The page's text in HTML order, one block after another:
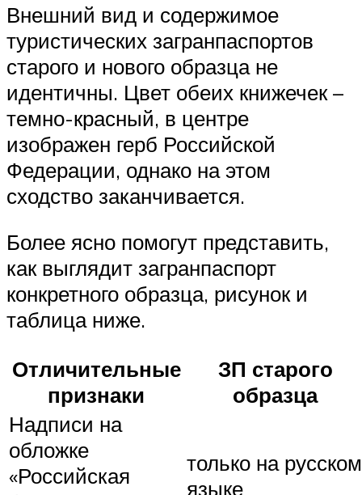
Внешний вид и содержимое
туристических загранпаспортов
старого и нового образца не
идентичны. Цвет обеих книжечек –
темно-красный, в центре
изображен герб Российской
Федерации, однако на этом
сходство заканчивается.
Более ясно помогут представить,
как выглядит загранпаспорт
конкретного образца, рисунок и
таблица ниже.
Отличительные
признаки
ЗП старого
образца
Надписи на
обложке
«Российская
только на русском
языке